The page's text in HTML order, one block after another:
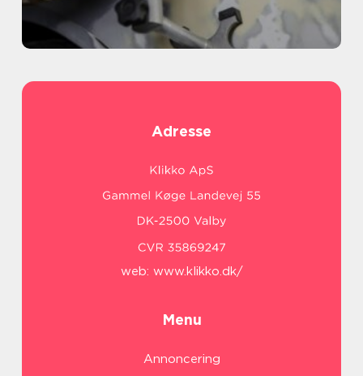
Adresse
web: www.klikko.dk/
Menu
Annoncering